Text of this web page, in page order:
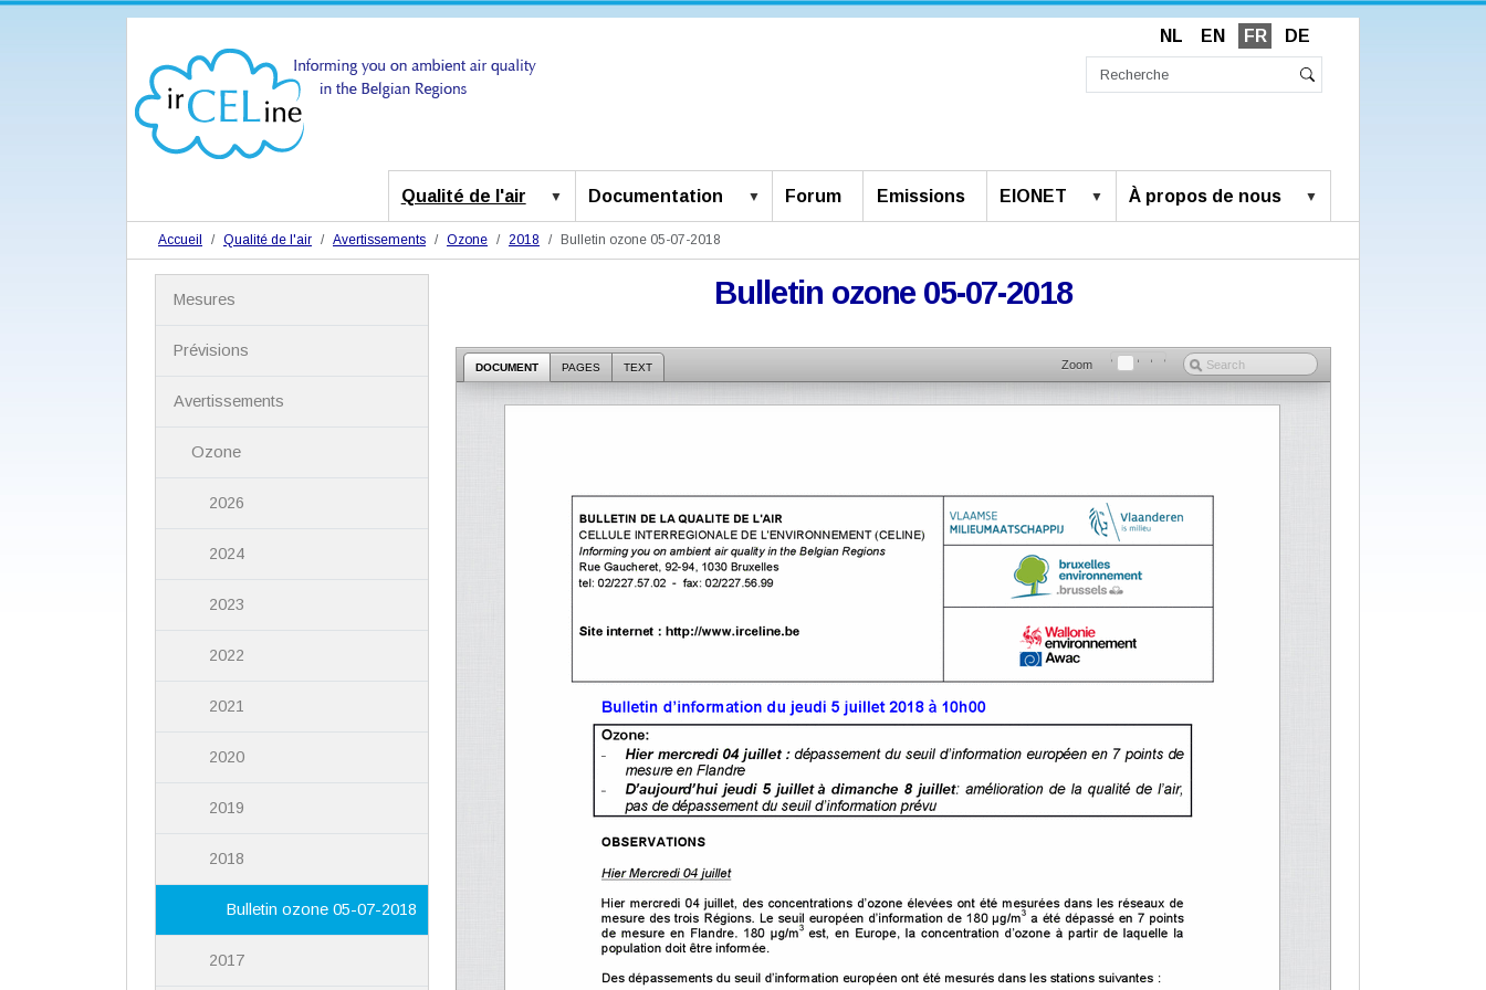
NL EN FR DE
Qualité de l'air Documentation Forum Emissions EIONET À propos de nous
Accueil Qualité de l'air Avertissements Ozone 2018 Bulletin ozone 05-07-2018
Bulletin ozone 05-07-2018
DOCUMENT PAGES TEXT Zoom
Mesures
Prévisions
Avertissements
Ozone
2026
2024
2023
2022
2021
2020
2019
2018
Bulletin ozone 05-07-2018
2017